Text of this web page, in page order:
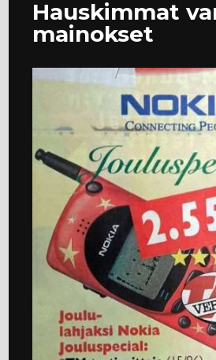
Hauskimmat
mainokset